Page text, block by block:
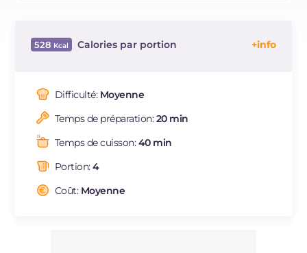
ES
NL
528 Calories par portion
Dont sucres
Protéine
Graisses
Fibre
Cholestérol
Difficulté: Moyenne
Temps de préparation:20 min
Temps de cuisson:40 min
Portion:4
Coût: Moyenne